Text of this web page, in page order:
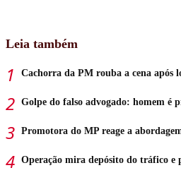
Leia também
Cachorra da PM rouba a cena após
Golpe do falso advogado: homem é
Promotora do MP reage a
Operação mira depósito do tráfico e